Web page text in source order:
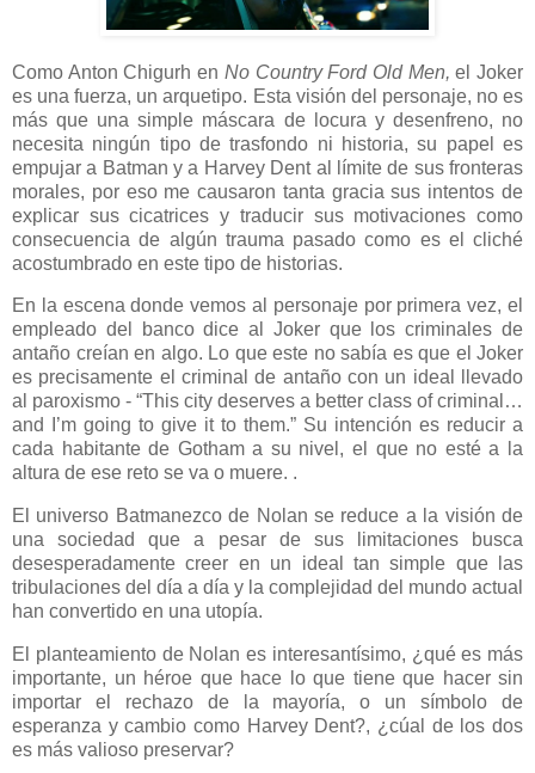
Como Anton Chigurh en No Country Ford Old Men, el Joker
es una fuerza, un arquetipo. Esta visión del personaje, no es
más que una simple máscara de locura y desenfreno, no
necesita ningún tipo de trasfondo ni historia, su papel es
empujar a Batman y a Harvey Dent al límite de sus fronteras
morales, por eso me causaron tanta gracia sus intentos de
explicar sus cicatrices y traducir sus motivaciones como
consecuencia de algún trauma pasado como es el cliché
acostumbrado en este tipo de historias.
En la escena donde vemos al personaje por primera vez, el
empleado del banco dice al Joker que los criminales de
antaño creían en algo. Lo que este no sabía es que el Joker
es precisamente el criminal de antaño con un ideal llevado
al paroxismo - “This city deserves a better class of criminal…
and I’m going to give it to them.” Su intención es reducir a
cada habitante de Gotham a su nivel, el que no esté a la
altura de ese reto se va o muere. .
El universo Batmanezco de Nolan se reduce a la visión de
una sociedad que a pesar de sus limitaciones busca
desesperadamente creer en un ideal tan simple que las
tribulaciones del día a día y la complejidad del mundo actual
han convertido en una utopía.
El planteamiento de Nolan es interesantísimo, ¿qué es más
importante, un héroe que hace lo que tiene que hacer sin
importar el rechazo de la mayoría, o un símbolo de
esperanza y cambio como Harvey Dent?, ¿cúal de los dos
es más valioso preservar?